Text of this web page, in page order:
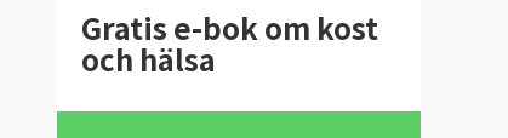
Gratis e-bok om kost
och hälsa